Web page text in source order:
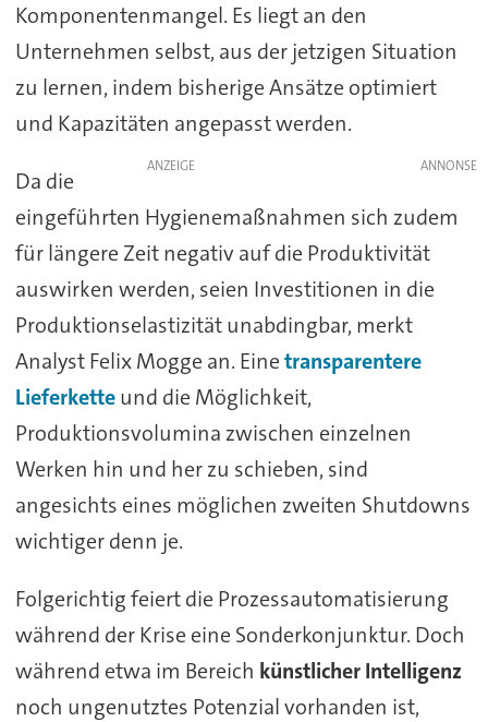
Komponentenmangel. Es liegt an den
Unternehmen selbst, aus der jetzigen Situation
zu lernen, indem bisherige Ansätze optimiert
und Kapazitäten angepasst werden.
ANZEIGE
Da die
eingeführten Hygienemaßnahmen sich zudem
für längere Zeit negativ auf die Produktivität
auswirken werden, seien Investitionen in die
Produktionselastizität unabdingbar, merkt
Analyst Felix Mogge an. Einetransparentere
Lieferketteund die Möglichkeit,
Produktionsvolumina zwischen einzelnen
Werken hin und her zu schieben, sind
angesichts eines möglichen zweiten Shutdowns
wichtiger denn je.
Folgerichtig feiert die Prozessautomatisierung
während der Krise eine Sonderkonjunktur. Doch
während etwa im Bereich künstlicher Intelligenz
noch ungenutztes Potenzial vorhanden ist,